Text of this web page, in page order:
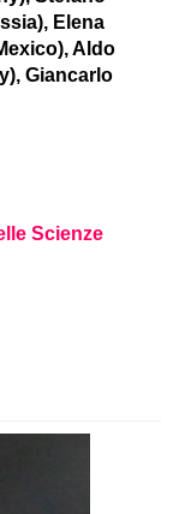
Elena
Aldo
Giancarlo
Scienze